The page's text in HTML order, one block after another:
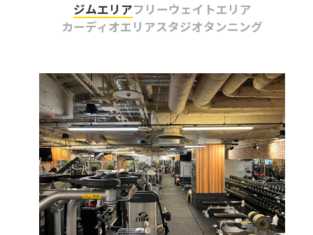
ジムエリアフリーウェイトエリア
カーディオエリアスタジオタンニング